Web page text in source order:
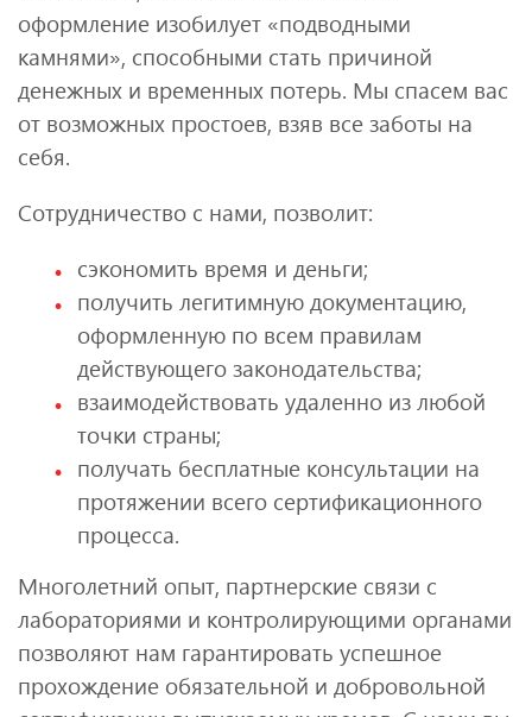
оформление изобилует «подводными
камнями», способными стать причиной
денежных и временных потерь. Мы спасем вас
от возможных простоев, взяв все заботы на
себя.
Сотрудничество с нами, позволит:
сэкономить время и деньги;
получить легитимную документацию,
оформленную по всем правилам
действующего законодательства;
взаимодействовать удаленно из любой
точки страны;
получать бесплатные консультации на
протяжении всего сертификационного
процесса.
Многолетний опыт, партнерские связи с
лабораториями и контролирующими органами
позволяют нам гарантировать успешное
прохождение обязательной и добровольной